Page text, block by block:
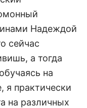
Надеждой
сейчас
а тогда
на
я практически
на различных